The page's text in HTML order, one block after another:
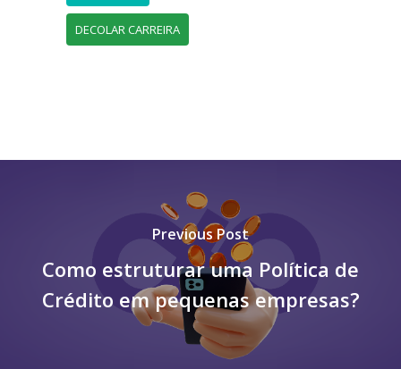
DECOLAR CARREIRA
Previous Post
Como estruturar uma Política de
Crédito em pequenas empresas?